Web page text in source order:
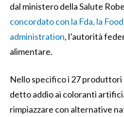
dal ministero della Salute
concordato con la Fda, la
administration, l’autorità
alimentare.
Nello specifico i 27 produttori
detto addio ai coloranti
rimpiazzare con alternative